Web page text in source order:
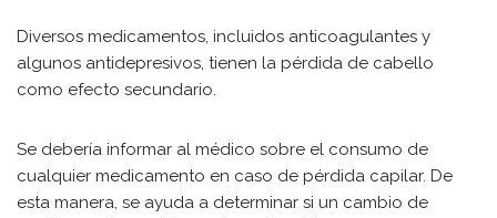
Diversos medicamentos, incluidos anticoagulantes y
algunos antidepresivos, tienen la pérdida de cabello
como efecto secundario.
Se debería informar al médico sobre el consumo de
cualquier medicamento en caso de pérdida capilar. De
esta manera, se ayuda a determinar si un cambio de